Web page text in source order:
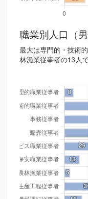
職業別人口（男
最大は専門的・技術
林漁業従事者の13人で